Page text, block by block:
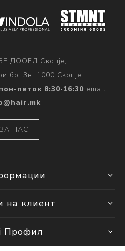
ДООЕЛ Скопје,
бр. 3в, 1000 Скопје.
петок 8:30-16:30 email:
ЗА НАС
на клиент
Профил